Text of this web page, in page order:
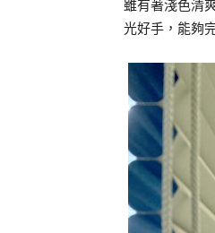
雖有著淺色清
光好手，能夠